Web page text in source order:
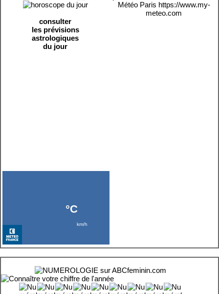
consulter
les prévisions
astrologiques
du jour
Météo Paris https://www.my-
meteo.com